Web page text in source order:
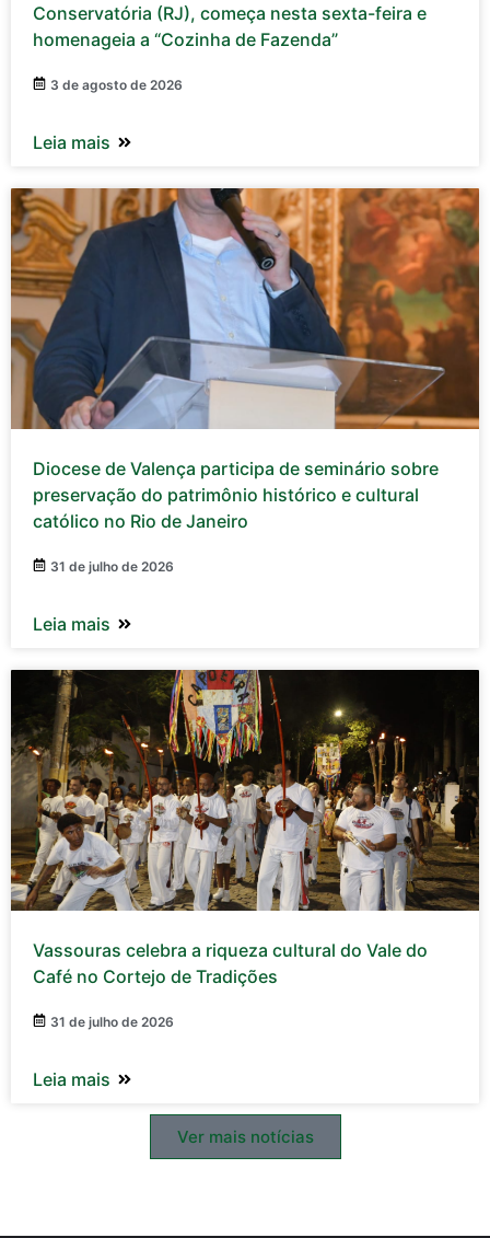
Conservatória (RJ), começa nesta sexta-feira e
homenageia a “Cozinha de Fazenda”
3 de agosto de 2026
Leia mais
Diocese de Valença participa de seminário sobre
preservação do patrimônio histórico e cultural
católico no Rio de Janeiro
31 de julho de 2026
Leia mais
Vassouras celebra a riqueza cultural do Vale do
Café no Cortejo de Tradições
31 de julho de 2026
Leia mais
Ver mais notícias